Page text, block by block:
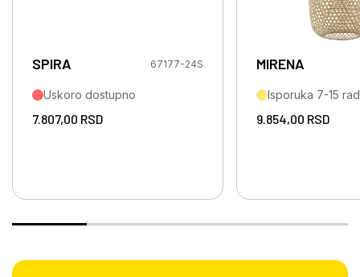
SPIRA 67177-24S
Uskoro dostupno
7.807,00 RSD
MIRENA
Isporuka 7-15
9.854,00 RSD